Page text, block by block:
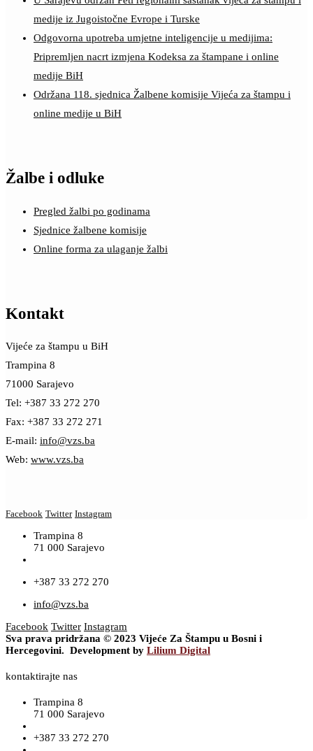
medije iz Jugoistočne Evrope i Turske
Odgovorna upotreba umjetne inteligencije u medijima:
Pripremljen nacrt izmjena Kodeksa za štampane i online
medije BiH
Održana 118. sjednica Žalbene komisije Vijeća za štampu i
online medije u BiH
Žalbe i odluke
Pregled žalbi po godinama
Sjednice žalbene komisije
Online forma za ulaganje žalbi
Kontakt
Vijeće za štampu u BiH
Trampina 8
71000 Sarajevo
Tel: +387 33 272 270
Fax: +387 33 272 271
E-mail: info@vzs.ba
Web: www.vzs.ba
Facebook Twitter Instagram
Trampina 8
71 000 Sarajevo
+387 33 272 270
info@vzs.ba
Facebook Twitter Instagram
Sva prava pridržana © 2023 Vijeće Za Štampu u Bosni i
Hercegovini. Development by Lilium Digital
kontaktirajte nas
Trampina 8
71 000 Sarajevo
+387 33 272 270